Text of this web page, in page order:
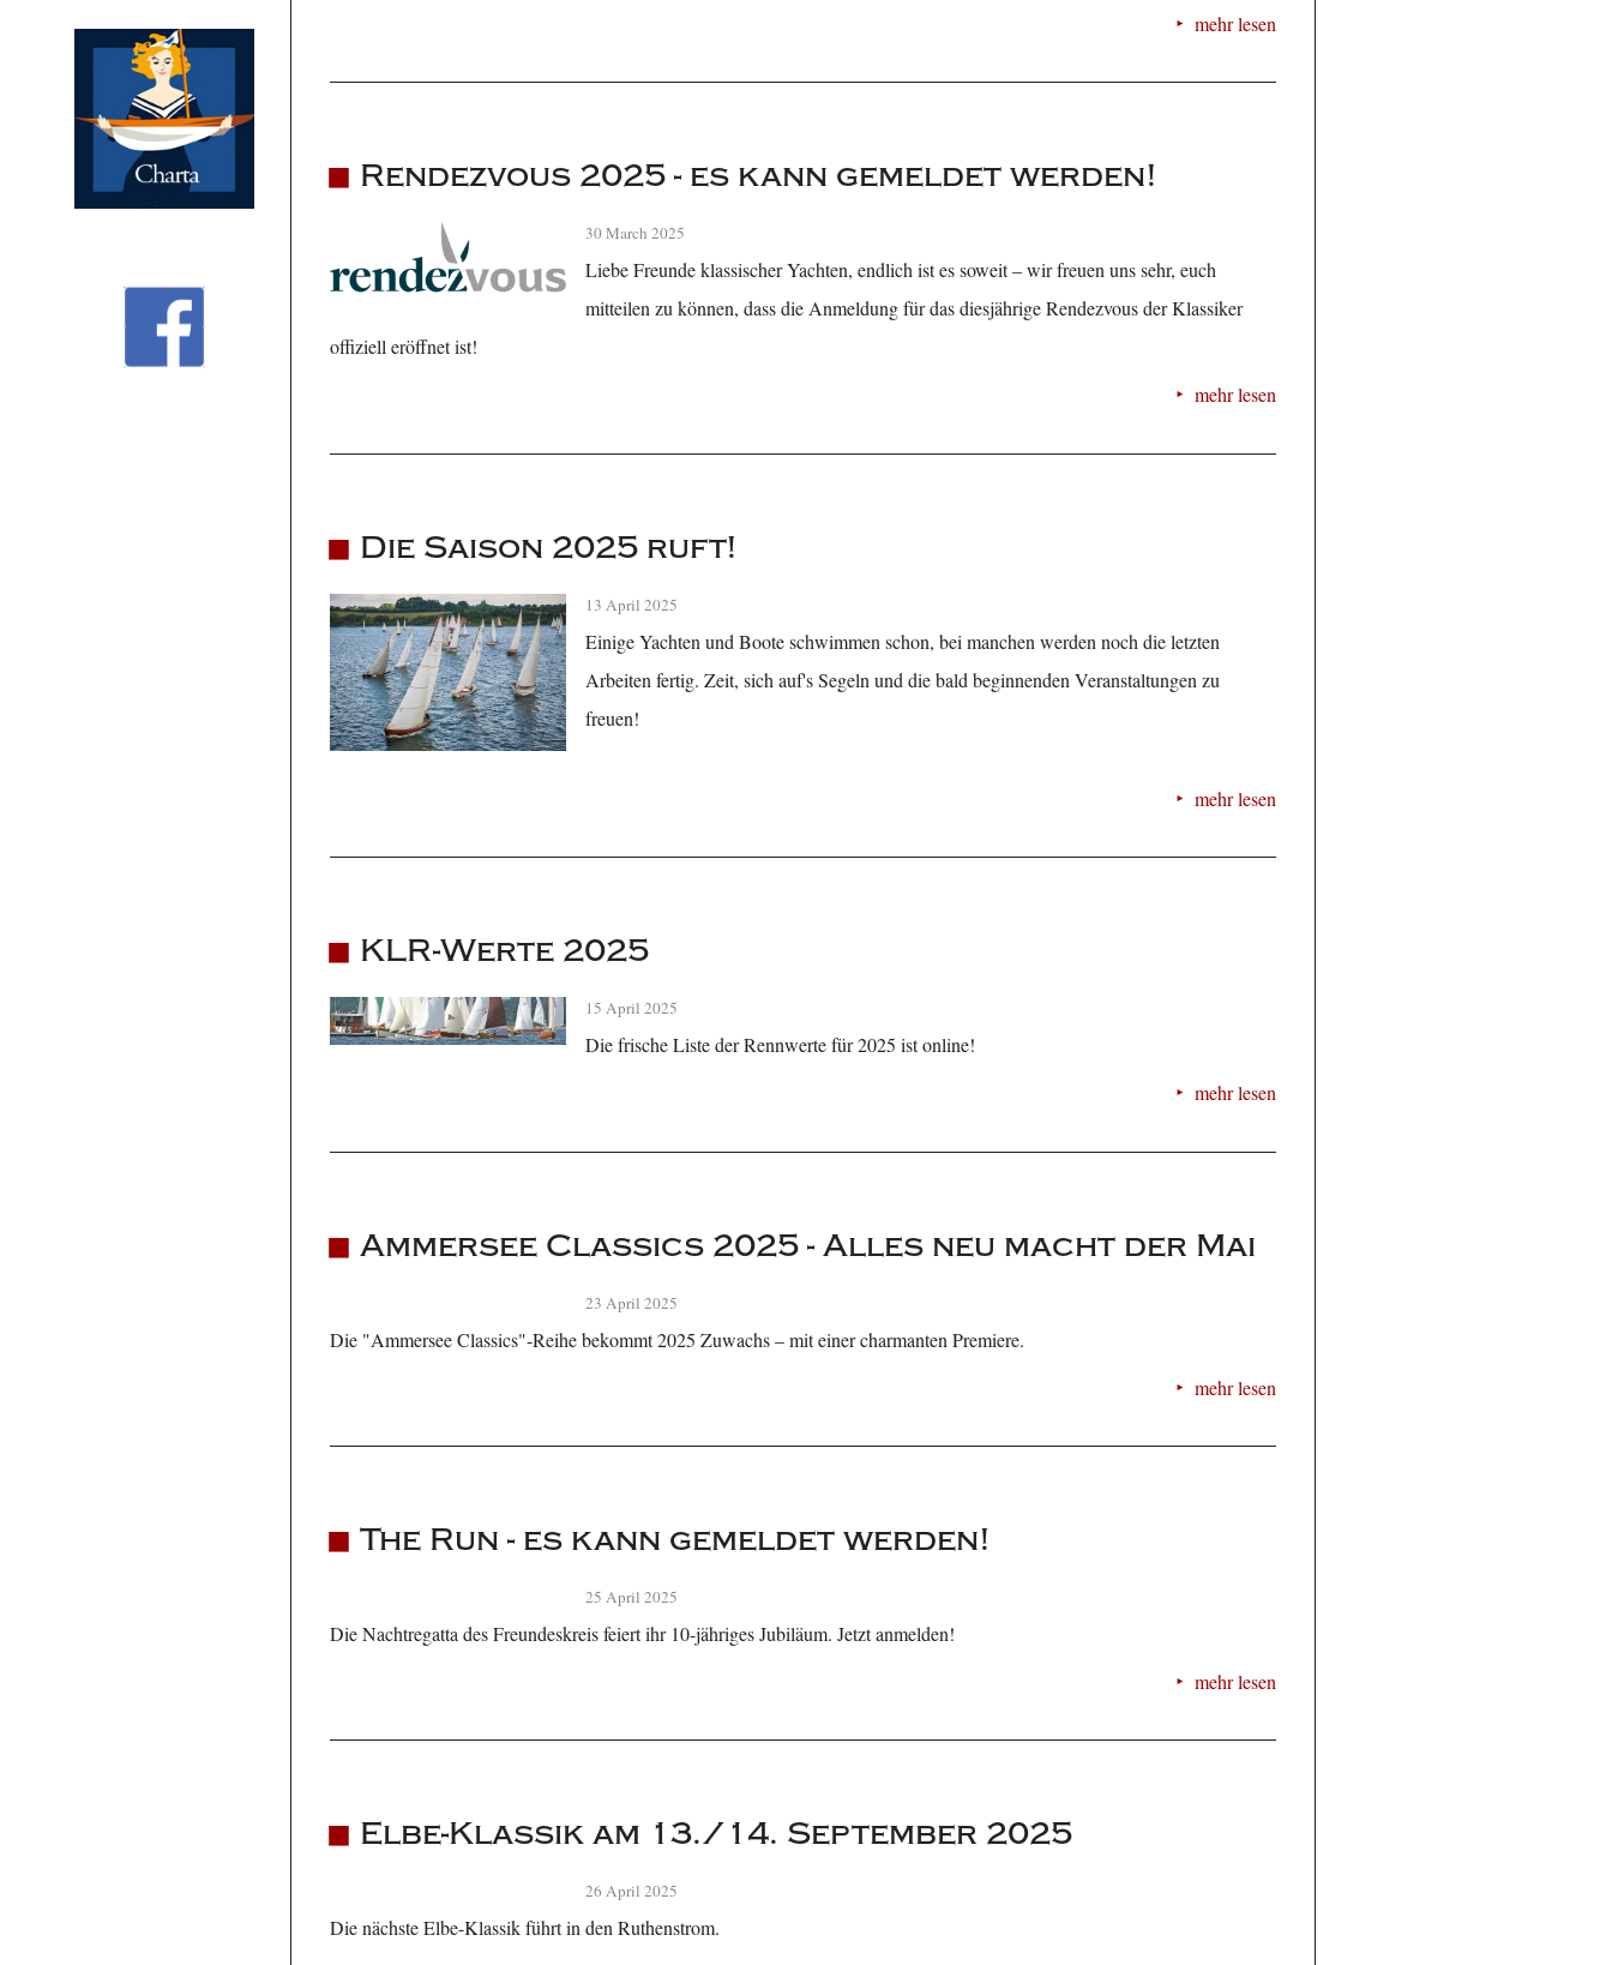
mehr lesen
Rendezvous 2025 - es kann gemeldet werden!
30 March 2025
Liebe Freunde klassischer Yachten, endlich ist es soweit – wir freuen uns sehr, euch
mitteilen zu können, dass die Anmeldung für das diesjährige Rendezvous der Klassiker
offiziell eröffnet ist!
mehr lesen
Die Saison 2025 ruft!
13 April 2025
Einige Yachten und Boote schwimmen schon, bei manchen werden noch die letzten
Arbeiten fertig. Zeit, sich auf's Segeln und die bald beginnenden Veranstaltungen zu
freuen!
mehr lesen
KLR-Werte 2025
15 April 2025
Die frische Liste der Rennwerte für 2025 ist online!
mehr lesen
Ammersee Classics 2025 - Alles neu macht der Mai
23 April 2025
Die "Ammersee Classics"-Reihe bekommt 2025 Zuwachs – mit einer charmanten Premiere.
mehr lesen
The Run - es kann gemeldet werden!
25 April 2025
Die Nachtregatta des Freundeskreis feiert ihr 10-jähriges Jubiläum. Jetzt anmelden!
mehr lesen
Elbe-Klassik am 13./14. September 2025
26 April 2025
Die nächste Elbe-Klassik führt in den Ruthenstrom.